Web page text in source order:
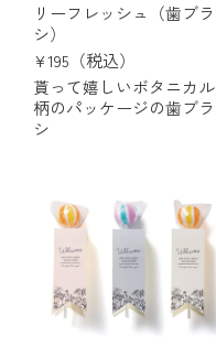
リーフレッシュ（歯ブラ
シ）
¥195（税込）
貰って嬉しいボタニカル
柄のパッケージの歯ブラ
シ